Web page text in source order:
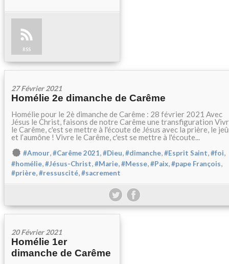
RSS
27 Février 2021
Homélie 2e dimanche de Carême
Homélie pour le 2è dimanche de Carême : 28 février 2021 Avec
Jésus le Christ, faisons de notre Carême une transfiguration
le Carême, c'est se mettre à l'écoute de Jésus avec la prière, le
et l’aumône ! Vivre le Carême, c'est se mettre à l'écoute...
#Amour,#Carême 2021,#Dieu,#dimanche,#Esprit Saint,#foi,
#homélie,#Jésus-Christ,#Marie,#Messe,#Paix,#pape François,
#prière,#ressuscité,#sacrement
20 Février 2021
Homélie 1er
dimanche de Carême